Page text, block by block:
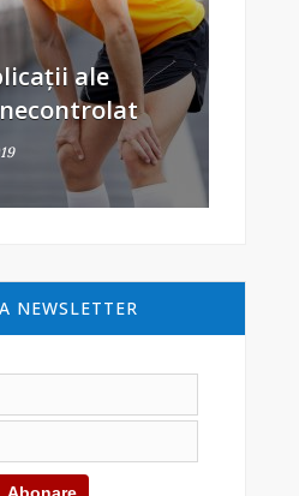
ale
NEWSLETTER